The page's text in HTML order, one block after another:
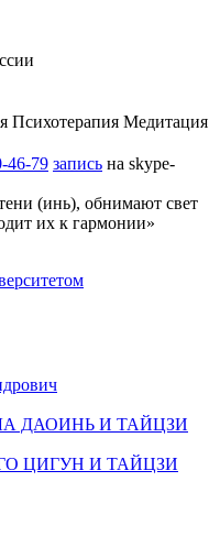
Психотерапия Медитация
46-79 запись на skype-
(инь), обнимают свет
их к гармонии»
ДАОИНЬ И ТАЙЦЗИ
ЦИГУН И ТАЙЦЗИ